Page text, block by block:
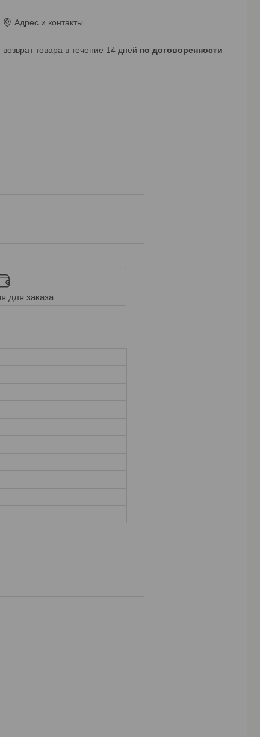
Адрес и контакты
возврат товара в течение 14 дней по договоренности
для заказа